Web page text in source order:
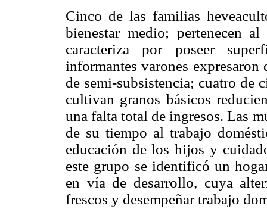
Cinco de las familias
bienestar medio; pertenecen
caracteriza por poseer
informantes varones
de semi-subsistencia; cuatro de
cultivan granos básicos
una falta total de ingresos. Las
de su tiempo al trabajo
educación de los hijos y
este grupo se identificó un
en vía de desarrollo, cuya
frescos y desempeñar trabajo